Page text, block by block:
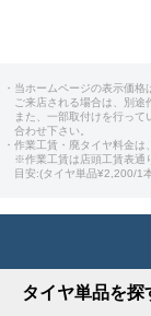
・当ホームページの表示価格
ご来店される場合は、別途
また、一部取付けを行っ
合わせ下さい。
・作業工賃・廃タイヤ料金は
※作業工賃は店頭工賃表通
目安:(タイヤ単品¥2,200/1
タイヤ単品を探